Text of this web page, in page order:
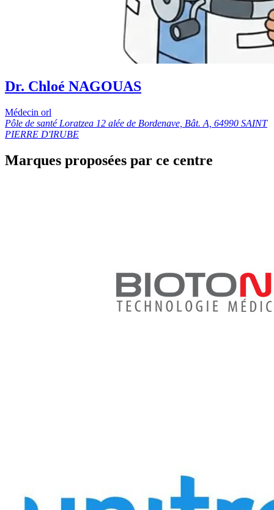
Dr. Chloé NAGOUAS
Médecin orl
Pôle de santé Loratzea 12 alée de Bordenave, Bât. A, 64990 SAINT
PIERRE D'IRUBE
Marques proposées par ce centre